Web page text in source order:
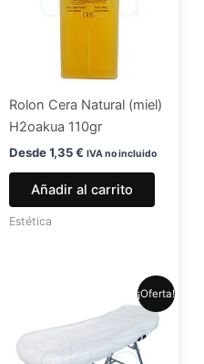
Rolon Cera Natural (miel)
H2oakua 110gr
Desde1,35€ IVA no incluido
Añadir al carrito
Estética
¡Oferta!
original
era:
actual
1,20 €.